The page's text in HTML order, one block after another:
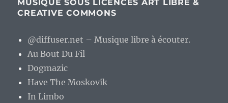
MUSIQUE SOUS LICENCES ART LIBRE &
CREATIVE COMMONS
@diffuser.net – Musique libre à écouter.
Au Bout Du Fil
Dogmazic
Have The Moskovik
In Limbo